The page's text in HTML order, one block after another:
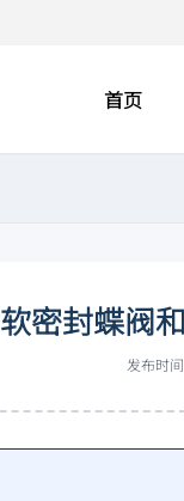
首页
软密封蝶阀
发布时